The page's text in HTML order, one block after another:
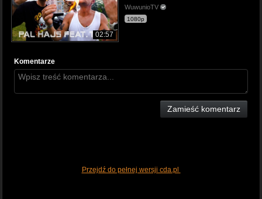
02:57
WuwunioTV
1080p
Komentarze
Zamieść komentarz
Przejdź do pełnej wersji cda.pl